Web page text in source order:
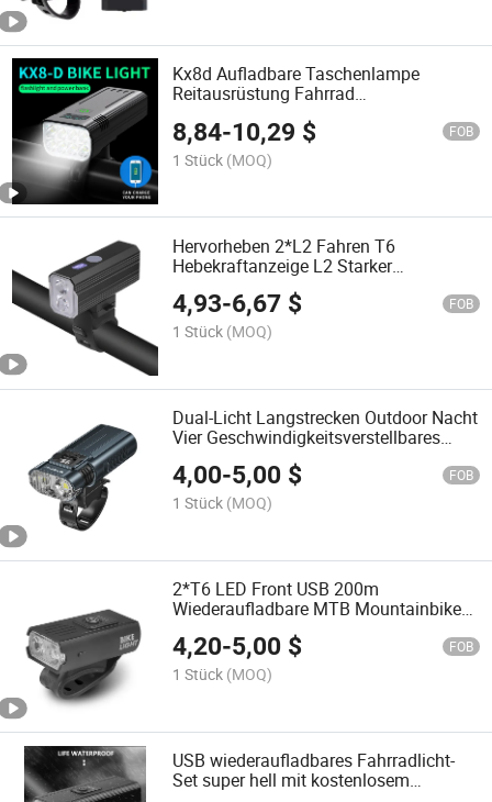
Kx8d Aufladbare Taschenlampe
Reitausrüstung Fahrrad
Mountainbike Fahrrad Scheinwerfer
8,84-10,29 $ FOB
1 Stück (MOQ)
Hervorheben 2*L2 Fahren T6
Hebekraftanzeige L2 Starker
Nachtfahrradlicht
4,93-6,67 $ FOB
1 Stück (MOQ)
Dual-Licht Langstrecken Outdoor Nacht
Vier Geschwindigkeitsverstellbares
Tragbares Fahrradlicht
4,00-5,00 $ FOB
1 Stück (MOQ)
2*T6 LED Front USB 200m
Wiederaufladbare MTB Mountainbike
4,20-5,00 $ FOB
1 Stück (MOQ)
USB wiederaufladbares Fahrradlicht-
Set super hell mit kostenlosem